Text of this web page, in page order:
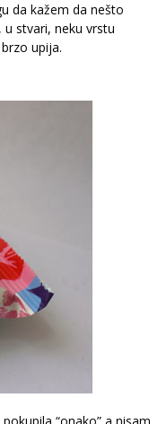
da kažem da nešto
stvari, neku vrstu
upija.